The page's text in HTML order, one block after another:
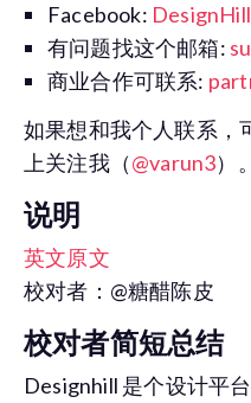
Facebook:
有问题找这个邮箱:
商业合作可联系:
如果想和我个人联系，
上关注我（@varun3）。
说明
英文原文
校对者：@糖醋陈皮
校对者简短总结
Designhill 是个设计平